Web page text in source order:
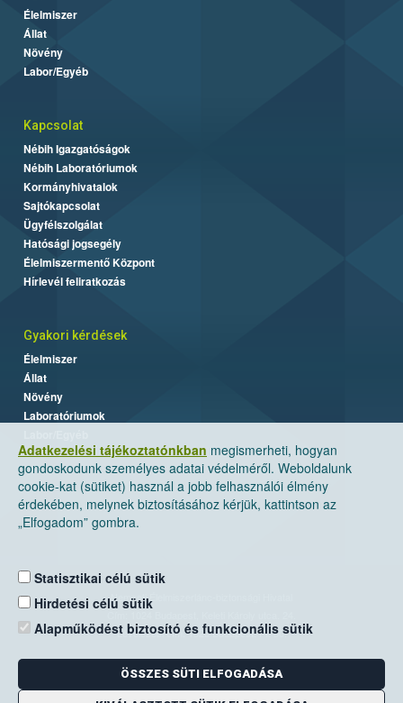
Adatkezelési tájékoztatónkban megismerheti, hogyan
gondoskodunk személyes adatai védelméről. Weboldalunk
cookie-kat (sütiket) használ a jobb felhasználói élmény
érdekében, melynek biztosításához kérjük, kattintson az
„Elfogadom” gombra.
Statisztikai célú sütik
Hirdetési célú sütik
Alapműködést biztosító és funkcionális sütik
ÖSSZES SÜTI ELFOGADÁSA
Élelmiszer
Állat
Növény
Labor/Egyéb
Kapcsolat
Nébih Igazgatóságok
Nébih Laboratóriumok
Kormányhivatalok
Sajtókapcsolat
Ügyfélszolgálat
Hatósági jogsegély
Élelmiszermentő Központ
Hírlevél feliratkozás
Gyakori kérdések
Élelmiszer
Állat
Növény
Laboratóriumok
Nemzeti Élelmiszerlánc-biztonsági Hivatal
Levelezési cím: 1525 Budapest. Pf. 30.
E-mail:ugyfelszolgalat@nebih.gov.hu